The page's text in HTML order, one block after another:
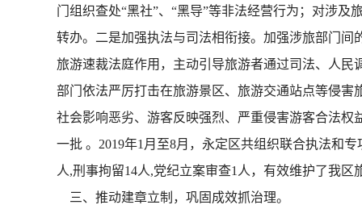
门组织查处“黑社”、“黑导”等非法经营行为；对涉
转办。二是加强执法与司法相衔接。加强涉旅部门
旅游速裁法庭作用，主动引导旅游者通过司法、人
部门依法严厉打击在旅游景区、旅游交通站点等侵
社会影响恶劣、游客反映强烈、严重侵害游客合法
一批 。2019年1月至8月，永定区共组织联合执法和
人,刑事拘留14人,党纪立案审查1人，有效维护了我区
三、推动建章立制，巩固成效抓治理。